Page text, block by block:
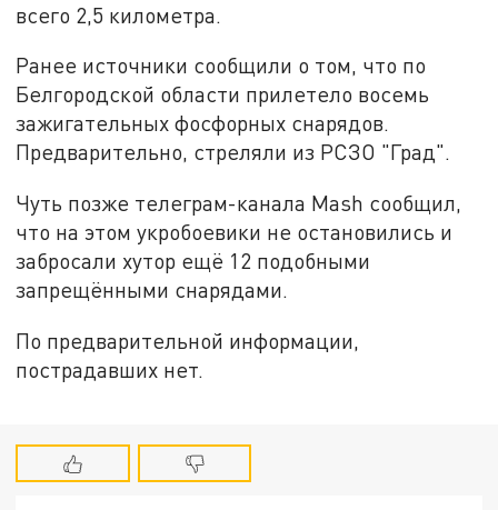
всего 2,5 километра.
Ранее источники сообщили о том, что по
Белгородской области прилетело восемь
зажигательных фосфорных снарядов.
Предварительно, стреляли из РСЗО "Град".
Чуть позже телеграм-канала Mash сообщил,
что на этом укробоевики не остановились и
забросали хутор ещё 12 подобными
запрещёнными снарядами.
По предварительной информации,
пострадавших нет.